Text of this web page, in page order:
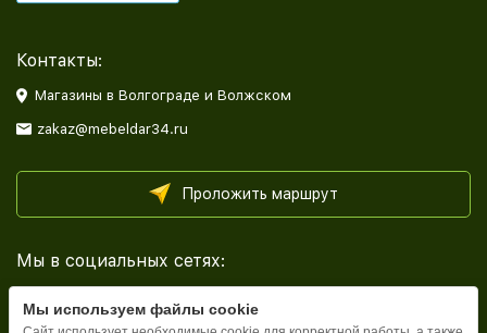
Контакты:
Магазины в Волгограде и Волжском
zakaz@mebeldar34.ru
Проложить маршрут
Мы в социальных сетях:
Мы используем файлы cookie